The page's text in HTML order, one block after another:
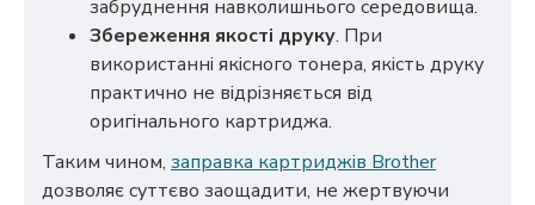
забруднення навколишнього середовища.
Збереження якості друку. При
використанні якісного тонера, якість друку
практично не відрізняється від
оригінального картриджа.
Таким чином, заправка картриджів Brother
дозволяє суттєво заощадити, не жертвуючи